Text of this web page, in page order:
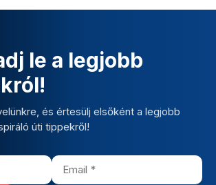
le a legjobb
és értesülj elsőként a legjobb
úti tippekről!